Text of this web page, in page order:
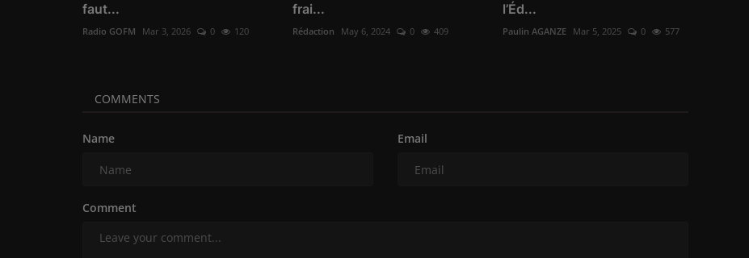
faut...
Radio GOFM Mar 3, 2026 0 120
frai...
Rédaction May 6, 2024 0 409
l’Éd...
Paulin AGANZE Mar 5, 2025 0 577
COMMENTS
Name Email
Comment